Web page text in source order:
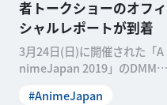
者トークショーのオフィ
シャルレポートが到着
3月24日(日)に開催された「A
nimeJapan 2019」のDMM p
#AnimeJapan